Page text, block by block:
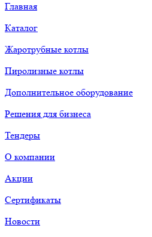
Главная
Каталог
Жаротрубные котлы
Пиролизные котлы
Дополнительное оборудование
Решения для бизнеса
Тендеры
О компании
Акции
Сертификаты
Новости